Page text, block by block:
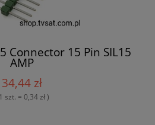
Connector 15 Pin SIL15
AMP
34,44 zł
szt. = 0,34 zł )